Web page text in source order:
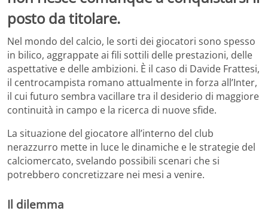
posto da titolare.
Nel mondo del calcio, le sorti dei giocatori sono spesso
in bilico, aggrappate ai fili sottili delle prestazioni, delle
aspettative e delle ambizioni. È il caso di Davide Frattesi,
il centrocampista romano attualmente in forza all’Inter,
il cui futuro sembra vacillare tra il desiderio di maggiore
continuità in campo e la ricerca di nuove sfide.
La situazione del giocatore all’interno del club
nerazzurro mette in luce le dinamiche e le strategie del
calciomercato, svelando possibili scenari che si
potrebbero concretizzare nei mesi a venire.
Il dilemma